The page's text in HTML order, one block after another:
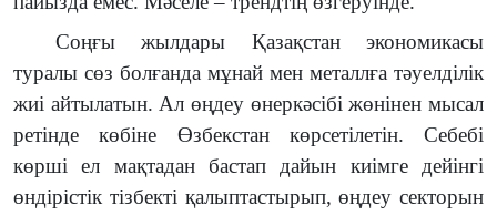
Соңғы жылдары Қазақстан экономикасы
туралы сөз болғанда мұнай мен металлға тәуелділік
жиі айтылатын. Ал өңдеу өнеркәсібі жөнінен мысал
ретінде көбіне Өзбекстан көрсетілетін. Себебі
көрші ел мақтадан бастап дайын киімге дейінгі
өндірістік тізбекті қалыптастырып, өңдеу секторын